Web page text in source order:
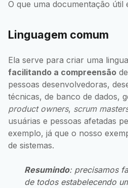
O que uma documentação útil
Linguagem comum
Ela serve para criar uma
facilitando a compreensão
pessoas desenvolvedoras,
técnicas, de banco de dados,
product owners, scrum
usuárias e pessoas afetadas
exemplo, já que o nosso
de sistemas.
Resumindo: precisamos
de todos estabelecendo